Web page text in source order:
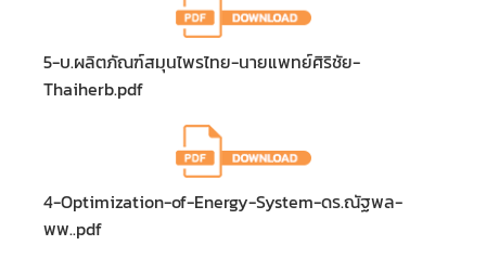
5-บ.ผลิตภัณฑ์สมุนไพรไทย-นายแพทย์ศิริชัย-
Thaiherb.pdf
4-Optimization-of-Energy-System-ดร.ณัฐพล-
พพ..pdf